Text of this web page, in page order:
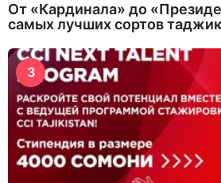
От «Кардинала» до
самых лучших сортов
3